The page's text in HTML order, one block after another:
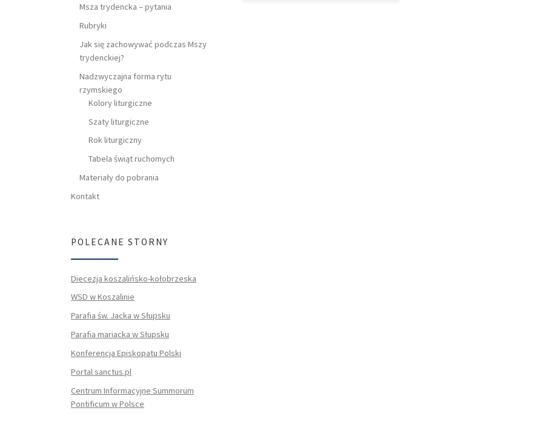
Msza trydencka – pytania
Rubryki
Jak się zachowywać podczas Mszy
trydenckiej?
Nadzwyczajna forma rytu
rzymskiego
Kolory liturgiczne
Szaty liturgiczne
Rok liturgiczny
Tabela świąt ruchomych
Materiały do pobrania
Kontakt
POLECANE STORNY
Diecezja koszalińsko-kołobrzeska
WSD w Koszalinie
Parafia św. Jacka w Słupsku
Parafia mariacka w Słupsku
Konferencja Episkopatu Polski
Portal sanctus.pl
Centrum Informacyjne Summorum
Pontificum w Polsce